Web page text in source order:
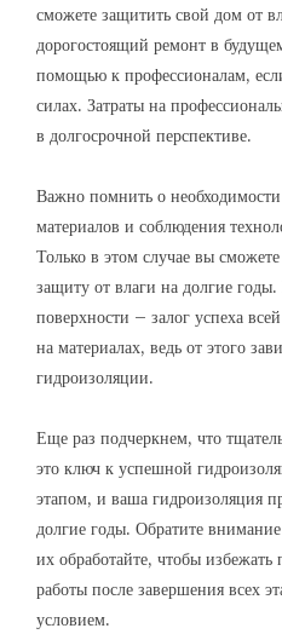
сможете защитить свой дом от
дорогостоящий ремонт в
помощью к профессионалам,
силах. Затраты на
в долгосрочной перспективе.
Важно помнить о
материалов и соблюдения
Только в этом случае вы
защиту от влаги на долгие
поверхности – залог успеха
на материалах, ведь от этого
гидроизоляции.
Еще раз подчеркнем, что
это ключ к успешной
этапом, и ваша гидроизоляция
долгие годы. Обратите
их обработайте, чтобы избежать
работы после завершения всех
условием.